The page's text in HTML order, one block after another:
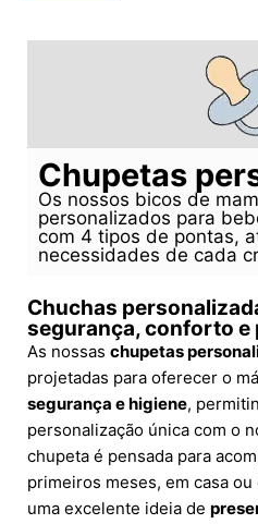
Chupetas
Os nossos bicos de
personalizados para
com 4 tipos de pontas,
necessidades de cada
Chuchas
segurança, conforto e
As nossas chupetas
projetadas para oferecer o
segurança e higiene,
personalização única com o
chupeta é pensada para
primeiros meses, em casa
uma excelente ideia de